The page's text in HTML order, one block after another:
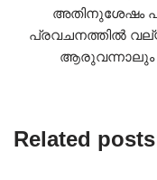
അതിനുശേഷം
പ്രവചനത്തിൽ
ആരുവന്നാലും
Related